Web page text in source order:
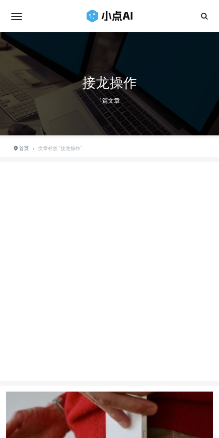
接龙操作
1篇文章
首页 › 文章标签 "接龙操作"